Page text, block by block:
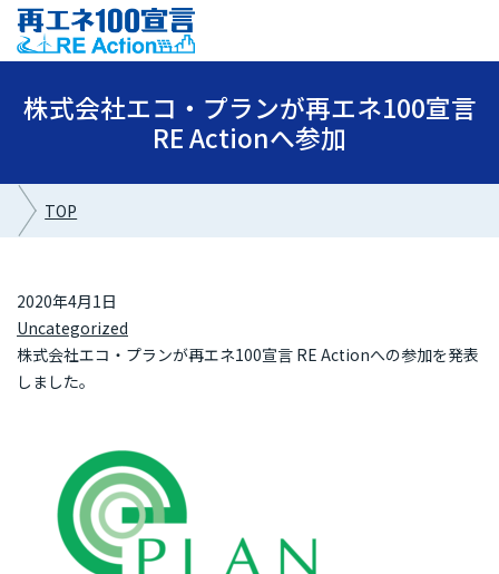
株式会社エコ・プランが再エネ100宣言
RE Actionへ参加
TOP
2020年4月1日
Uncategorized
株式会社エコ・プランが再エネ100宣言 RE Actionへの参加を発表
しました。